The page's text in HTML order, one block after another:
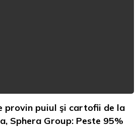
provin puiul şi cartofii de la
Sphera Group: Peste 95%